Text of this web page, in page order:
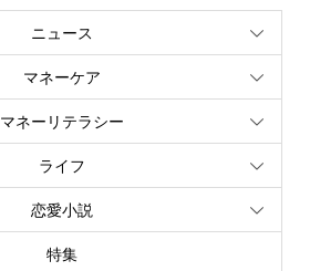
ニュース
マネーケア
マネーリテラシー
ライフ
恋愛小説
特集